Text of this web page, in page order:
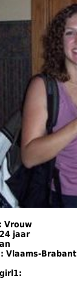
Vrouw
jaar
Vlaams-Brabant